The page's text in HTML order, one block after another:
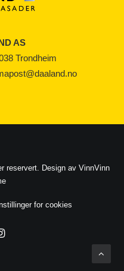
AS
Trondheim
reservert. Design av VinnVinn
for cookies